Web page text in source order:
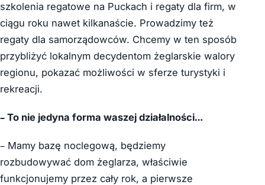
szkolenia regatowe na Puckach i regaty dla firm, w
ciągu roku nawet kilkanaście. Prowadzimy też
regaty dla samorządowców. Chcemy w ten sposób
przybliżyć lokalnym decydentom żeglarskie walory
regionu, pokazać możliwości w sferze turystyki i
rekreacji.
– To nie jedyna forma waszej działalności…
– Mamy bazę noclegową, będziemy
rozbudowywać dom żeglarza, właściwie
funkcjonujemy przez cały rok, a pierwsze